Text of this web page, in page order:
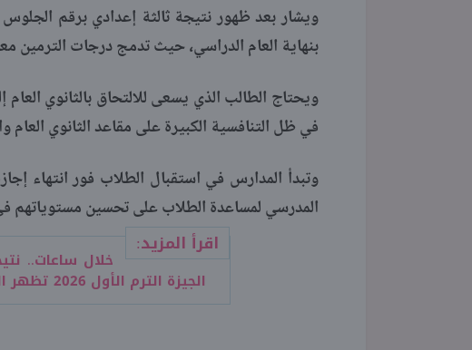
ويشار بعد ظهور نتيجة ثالثة إعدادي برقم الجلوس
بنهاية العام الدراسي، حيث تدمج درجات الترمين معا
ويحتاج الطالب الذي يسعى للالتحاق بالثانوي
في ظل التنافسية الكبيرة على مقاعد الثانوي العام
وتبدأ المدارس في استقبال الطلاب فور انتهاء
المدرسي لمساعدة الطلاب على تحسين مستوياتهم
اقرأ المزيد:
خلال ساعات..
الجيزة الترم الأول 2026 تظهر اليوم